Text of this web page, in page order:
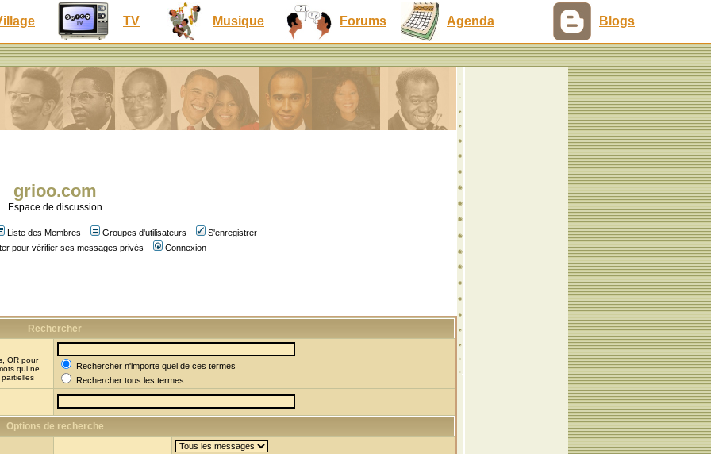
TV Musique Forums Agenda Blogs
grioo.com
Espace de discussion
Liste des Membres Groupes d'utilisateurs
S'enregistrer
pour vérifier ses messages privés
Connexion
Rechercher
OR pour
qui ne
Rechercher n'importe quel de ces termes
Rechercher tous les termes
Options de recherche